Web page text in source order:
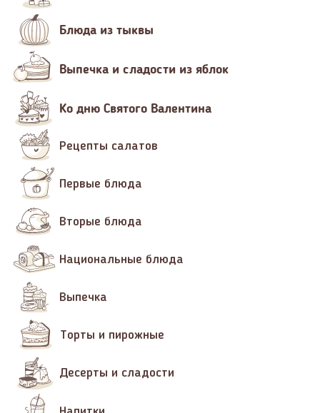
Блюда из тыквы
Выпечка и сладости из яблок
Ко дню Святого Валентина
Рецепты салатов
Первые блюда
Вторые блюда
Национальные блюда
Выпечка
Торты и пирожные
Десерты и сладости